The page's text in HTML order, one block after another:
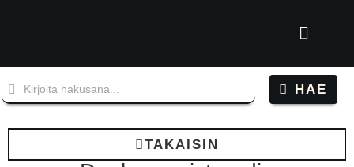
HAE
TAKAISIN